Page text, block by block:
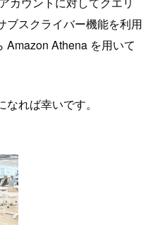
ブスクライバー機能を利用
Amazon Athena を用いて
れば幸いです。